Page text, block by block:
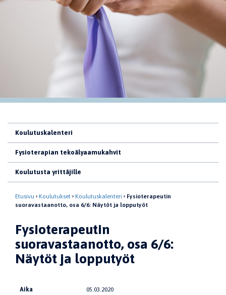
Koulutuskalenteri
Fysioterapian tekoälyaamukahvit
Koulutusta yrittäjille
Etusivu Koulutukset Koulutuskalenteri
Fysioterapeutin
suoravastaanotto, osa 6/6: Näytöt ja lopputyöt
Fysioterapeutin
suoravastaanotto, osa 6/6:
Näytöt ja lopputyöt
Aika 05.03.2020